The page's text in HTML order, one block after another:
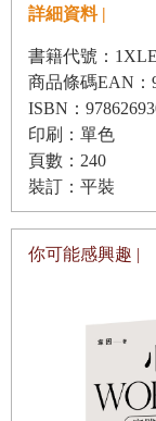
我們要如何體察
1. 認知的開始：
2. 一個人，一種
3. 最佳的標準：
6. 接納他人觀點
8. 日常的體察：
9. 自我照顧的語
對方是出於好意
掙扎，那麼，有
「我不知道你那
公司，到底發生
這麼一來，對方
是什麼原因讓他
裡？當然，是「
同理與理解。為
大多數的時候，
在人際關係中的
係的心態。這兩
模式：簡而言之
詳細資料 |
書籍代號：
商品條碼EAN：
ISBN：
印刷：單色
頁數：240
裝訂：平裝
你可能感興趣 |